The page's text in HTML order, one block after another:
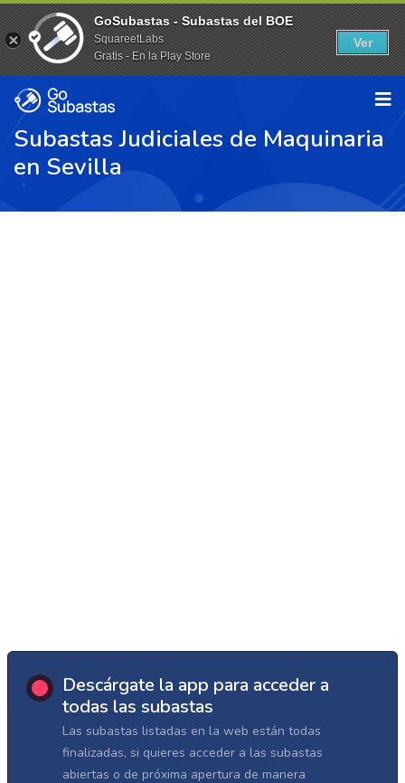
Subastas Judiciales de Maquinaria
en Sevilla
Descárgate la app para acceder a
todas las subastas
Las subastas listadas en la web están todas
finalizadas, si quieres acceder a las subastas
abiertas o de próxima apertura de manera
GoSubastas - Subastas del BOE
SquareetLabs
Gratis - En la Play Store
Ver